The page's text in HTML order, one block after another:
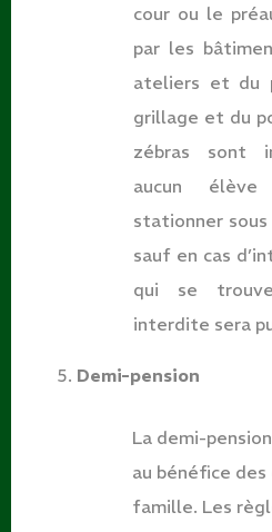
cour ou le
par les
ateliers et du
grillage et du
zébras sont
aucun
stationner sous
sauf en cas
qui se
interdite sera
Demi-pension
La demi-
au bénéfice
famille. Les